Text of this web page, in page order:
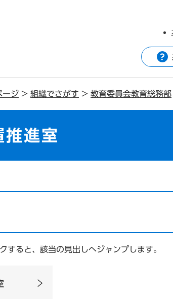
ージ > 組織でさがす > 教育委員会教育総務部
推進室
すると、該当の見出しへジャンプします。